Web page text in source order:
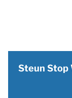
Steun Stop